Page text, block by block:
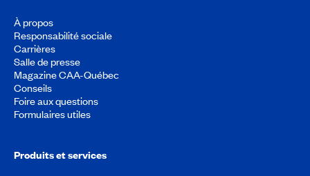
À propos
Responsabilité sociale
Carrières
Salle de presse
Magazine CAA-Québec
Conseils
Foire aux questions
Formulaires utiles
Produits et services